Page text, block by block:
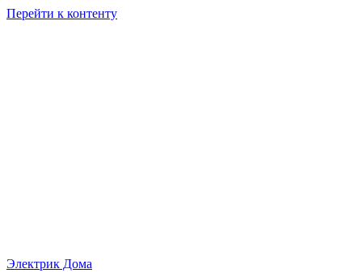
Перейти к контенту
Электрик Дома